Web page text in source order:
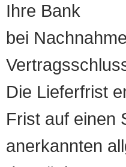
Ihre Bank
bei
Die Lieferfrist
Frist auf einen
anerkannten